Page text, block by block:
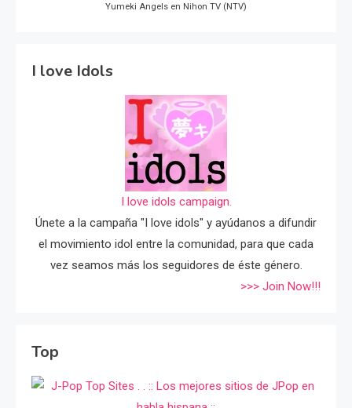
Yumeki Angels en Nihon TV (NTV)
I love Idols
I love idols campaign.
Únete a la campaña "I love idols" y ayúdanos a difundir
el movimiento idol entre la comunidad, para que cada
vez seamos más los seguidores de éste género.
>>> Join Now!!!
Top